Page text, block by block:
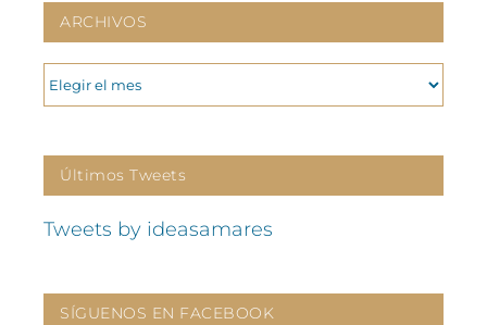
ARCHIVOS
ARCHIVOS
Últimos Tweets
Tweets by ideasamares
SÍGUENOS EN FACEBOOK